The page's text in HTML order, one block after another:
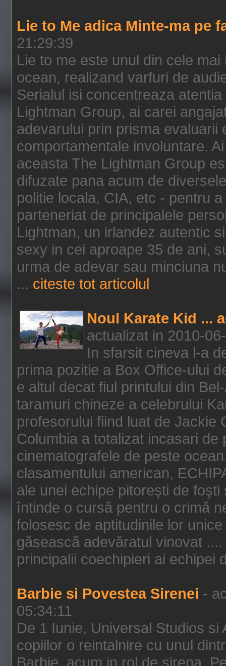
Lie to Me adica Minte-ma pe
21:29:39
Lie to me este unul din cele
ocean, realizand varfuri de
Serialul isi concentreaza
Lightman Group, ai carei
adevarului prin prisma evaluarii
comportamentale involuntare.
aceasta The Lightman Group
difuzate pana acum de
politie locala, CIA, etc - pentru
parteneriat de principalele
Lightman, un irlandez autentic
sexy in cei aproape 35 de ani,
urma de adevar sau minciuna
... citeste tot articolul
Noul Karate Kid ...
actualizat in 2010-
In sfarsit cineva l-a
prima pozitie a Box Office-ului
e altul decat fiul printului din
taramuri chineze a celebrului
profesorului fiind luat de Jackie
Columbia a totalizat incasari
cinematografele de peste
clasamentului american,
ale unei echipe pitoreşti de
întinde o cursă pentru o crimă
folosesc de aptitudinile lor
găsească adevăratul vinovat
principalii coechipieri ai echipei
Barbie si Povestea Sirenei -
05:34:11
De 1 Iunie, Universal Studios si
copiilor o reintalnire cu unul
Barbie, acum in rol de sirena.